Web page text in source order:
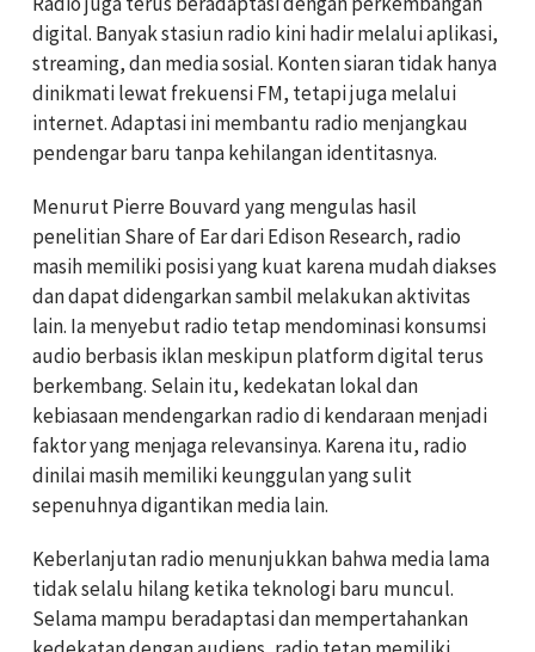
digital. Banyak stasiun radio kini hadir melalui aplikasi,
streaming, dan media sosial. Konten siaran tidak hanya
dinikmati lewat frekuensi FM, tetapi juga melalui
internet. Adaptasi ini membantu radio menjangkau
pendengar baru tanpa kehilangan identitasnya.
Menurut Pierre Bouvard yang mengulas hasil
penelitian Share of Ear dari Edison Research, radio
masih memiliki posisi yang kuat karena mudah diakses
dan dapat didengarkan sambil melakukan aktivitas
lain. Ia menyebut radio tetap mendominasi konsumsi
audio berbasis iklan meskipun platform digital terus
berkembang. Selain itu, kedekatan lokal dan
kebiasaan mendengarkan radio di kendaraan menjadi
faktor yang menjaga relevansinya. Karena itu, radio
dinilai masih memiliki keunggulan yang sulit
sepenuhnya digantikan media lain.
Keberlanjutan radio menunjukkan bahwa media lama
tidak selalu hilang ketika teknologi baru muncul.
Selama mampu beradaptasi dan mempertahankan